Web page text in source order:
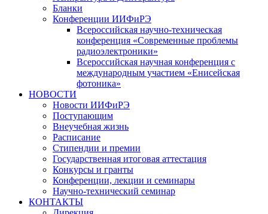
Бланки
Конференции ИИФиРЭ
Всероссийская научно-техническая
конференция «Современные проблемы
радиоэлектроники»
Всероссийская научная конференция с
международным участием «Енисейская
фотоника»
НОВОСТИ
Новости ИИФиРЭ
Поступающим
Внеучебная жизнь
Расписание
Стипендии и премии
Государственная итоговая аттестация
Конкурсы и гранты
Конференции, лекции и семинары
Научно-технический семинар
КОНТАКТЫ